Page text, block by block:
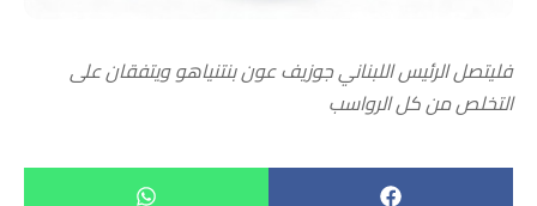
فليتصل الرئيس اللبناني جوزيف عون بنتنياهو ويتفقان على
التخلص من كل الرواسب